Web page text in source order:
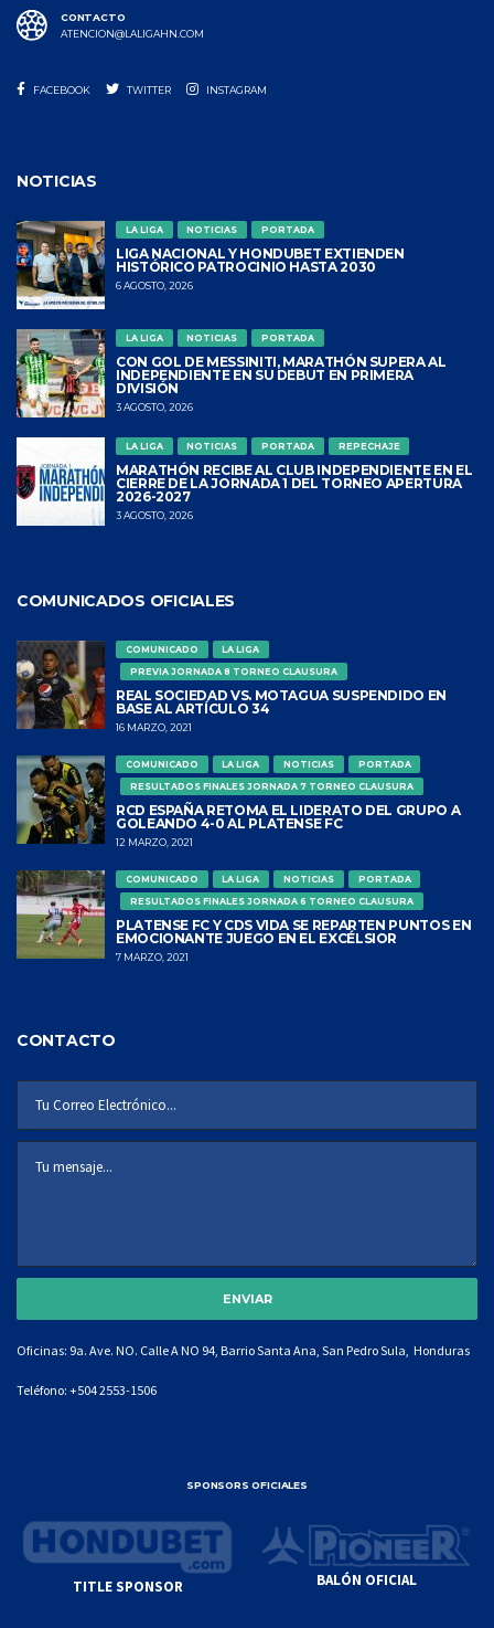
CONTACTO
ATENCION@LALIGAHN.COM
FACEBOOK TWITTER INSTAGRAM
NOTICIAS
LA LIGA NOTICIAS PORTADA
LIGA NACIONAL Y HONDUBET EXTIENDEN
HISTÓRICO PATROCINIO HASTA 2030
6 AGOSTO, 2026
LA LIGA NOTICIAS PORTADA
CON GOL DE MESSINITI, MARATHÓN SUPERA AL
INDEPENDIENTE EN SU DEBUT EN PRIMERA
DIVISIÓN
3 AGOSTO, 2026
LA LIGA NOTICIAS PORTADA REPECHAJE
MARATHÓN RECIBE AL CLUB INDEPENDIENTE EN EL
CIERRE DE LA JORNADA 1 DEL TORNEO APERTURA
2026-2027
3 AGOSTO, 2026
COMUNICADOS OFICIALES
COMUNICADO
LA LIGA
PREVIA JORNADA 8 TORNEO CLAUSURA
REAL SOCIEDAD VS. MOTAGUA SUSPENDIDO EN
BASE AL ARTÍCULO 34
16 MARZO, 2021
COMUNICADO LA LIGA NOTICIAS
PORTADA
RESULTADOS FINALES JORNADA 7 TORNEO CLAUSURA
RCD ESPAÑA RETOMA EL LIDERATO DEL GRUPO A
GOLEANDO 4-0 AL PLATENSE FC
12 MARZO, 2021
COMUNICADO LA LIGA NOTICIAS
PORTADA
RESULTADOS FINALES JORNADA 6 TORNEO CLAUSURA
PLATENSE FC Y CDS VIDA SE REPARTEN PUNTOS EN
EMOCIONANTE JUEGO EN EL EXCÉLSIOR
7 MARZO, 2021
CONTACTO
Oficinas: 9a. Ave. NO. Calle A NO 94, Barrio Santa Ana, San Pedro Sula, Honduras
Teléfono: +504 2553-1506
SPONSORS OFICIALES
TITLE SPONSOR BALÓN OFICIAL